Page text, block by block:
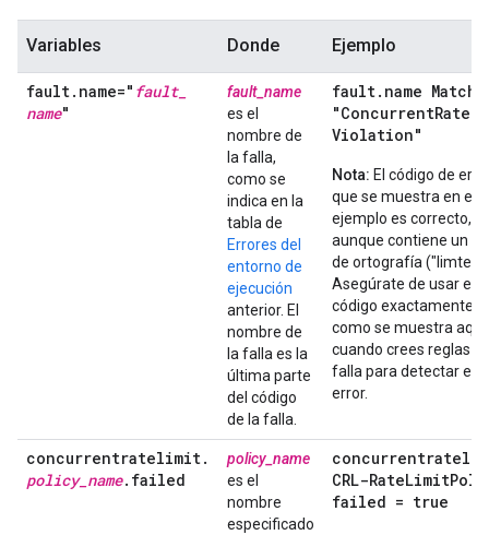
Variables Donde Ejemplo
fault. name=" fault_
name"
fault_name
es el
nombre de
la falla,
como se
indica en la
tabla de
Errores del
entorno de
ejecución
anterior. El
nombre de
la falla es la
última parte
del código
de la falla.
fault. name
"Concurrent
Violation"
Nota: El código de
que se muestra en el
ejemplo es correcto,
aunque contiene un
de ortografía ("limte").
Asegúrate de usar el
código exactamente
como se muestra aquí
cuando crees reglas
falla para detectar
error.
concurrentratelimit.
policy_ name. failed
policy_name
es el
nombre
especificado
CRL-RateLimit
failed = true